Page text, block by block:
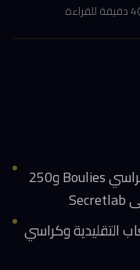
4دقيقة للقراءة
خصومات تصل إلى 350 دولاراً على كراسي Boulies و250
التقليدية وكراسي